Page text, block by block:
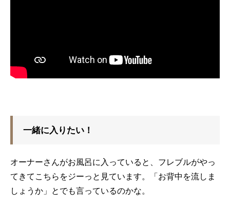
一緒に入りたい！
オーナーさんがお風呂に入っていると、フレブルがやっ
てきてこちらをジーっと見ています。「お背中を流しま
しょうか」とでも言っているのかな。